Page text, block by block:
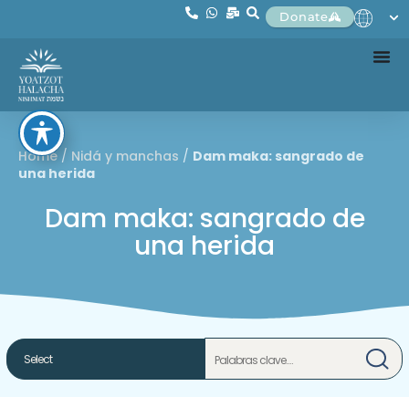
Donate
Home / Nidá y manchas / Dam maka: sangrado de
una herida
Dam maka: sangrado de
una herida